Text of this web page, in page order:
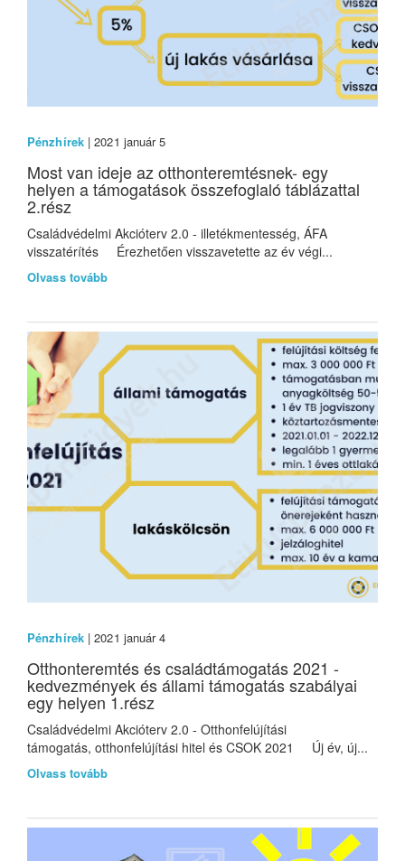
Pénzhírek| 2021 január 5
Most van ideje az otthonteremtésnek- egy
helyen a támogatások összefoglaló táblázattal
2.rész
Családvédelmi Akcióterv 2.0 - illetékmentesség, ÁFA
visszatérítés Érezhetően visszavetette az év végi...
Olvass tovább
Pénzhírek| 2021 január 4
Otthonteremtés és családtámogatás 2021 -
kedvezmények és állami támogatás szabályai
egy helyen 1.rész
Családvédelmi Akcióterv 2.0 - Otthonfelújítási
támogatás, otthonfelújítási hitel és CSOK 2021 Új év, új...
Olvass tovább